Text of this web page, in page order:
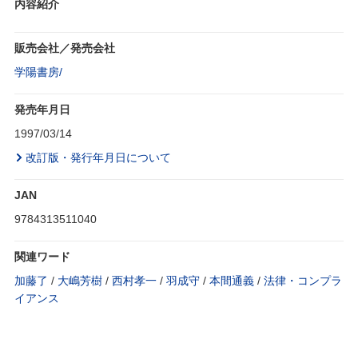
内容紹介
販売会社／発売会社
学陽書房/
発売年月日
1997/03/14
改訂版・発行年月日について
JAN
9784313511040
関連ワード
加藤了 / 大嶋芳樹 / 西村孝一 / 羽成守 / 本間通義 / 法律・コンプラ
イアンス